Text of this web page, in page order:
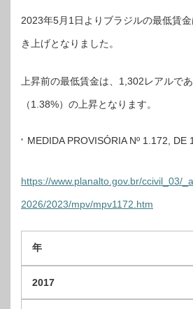
2023年5月1日よりブラジルの最低賃金
き上げとなりました。
上昇前の最低賃金は、1,302レアルで
（1.38%）の上昇となります。
MEDIDA PROVISÓRIA Nº 1.172, DE
https://www.planalto.gov.br/ccivil_03/
2026/2023/mpv/mpv1172.htm
年
2017